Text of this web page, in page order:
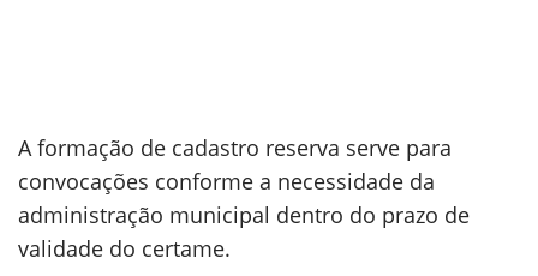
A formação de cadastro reserva serve para
convocações conforme a necessidade da
administração municipal dentro do prazo de
validade do certame.